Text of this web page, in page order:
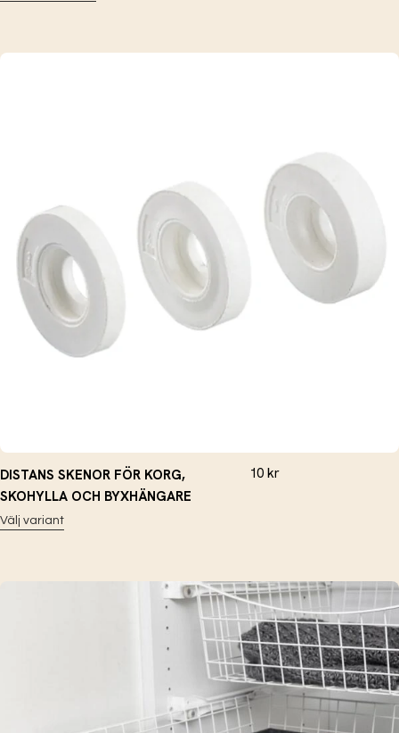
DISTANS SKENOR FÖR KORG,
SKOHYLLA OCH BYXHÄNGARE
Välj variant
10 kr